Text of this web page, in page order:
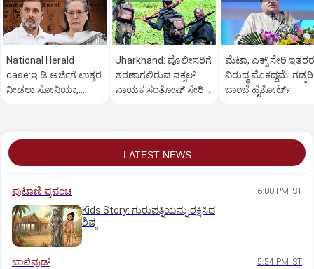
National Herald
case:ಇ.ಡಿ ಅರ್ಜಿಗೆ ಉತ್ತರ
ನೀಡಲು ಸೋನಿಯಾ,
Jharkhand: ಪೊಲೀಸರಿಗೆ
ಶರಣಾಗಲಿರುವ ನಕ್ಸಲ್
ನಾಯಕ ಸಂತೋಷ್ ಸೇರಿ
ಮೆಟಾ, ಎಕ್ಸ್‌ ಸೇರಿ ಇತರರ
ವಿರುದ್ಧ ಮೊಕದ್ದಮೆ:
ಬಾಂಬೆ ಹೈಕೋರ್ಟ್
LATEST NEWS
ಪುಟಾಣಿ ಪ್ರಪಂಚ 6:00 PM IST
Kids Story: ಗುರುಪತ್ನಿಯನ್ನು ರಕ್ಷಿಸಿದ
ಶಿಷ್ಯ
ಬಾಲಿವುಡ್‌ 5:54 PM IST